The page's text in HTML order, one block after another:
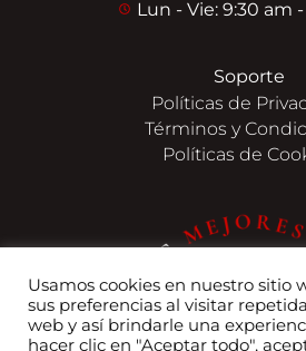
Lun - Vie: 9:30 am
Soporte
Políticas de
Términos y
Políticas de
Usamos cookies en nuestro sitio
sus preferencias al visitar
web y así brindarle una
hacer clic en "Aceptar todo",